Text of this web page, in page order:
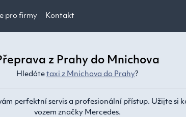
pro firmy Kontakt
z Prahy do Mnichova
Hledáte taxi z Mnichova do Prahy?
perfektní servis a profesionální přístup. Užijte si
vozem značky Mercedes.